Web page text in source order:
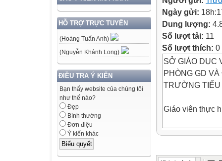
HỖ TRỢ TRỰC TUYẾN
(Hoàng Tuấn Anh)
(Nguyễn Khánh Long)
ĐIỀU TRA Ý KIẾN
Bạn thấy website của chúng tôi
như thế nào?
Đẹp
Bình thường
Đơn điệu
Ý kiến khác
Ngày gửi:
Dung lượng:
Số lượt tải: 11
Số lượt thích: 0
SỞ GIÁO DỤC
PHÒNG GD
TRƯỜNG TIỂU
Giáo viên thực
Trời rải mây